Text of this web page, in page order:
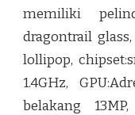
memiliki
dragontrail
lollipop,
1.4GHz,
belakang